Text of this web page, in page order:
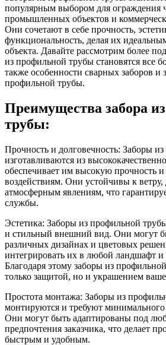
популярным выбором для ограждения
промышленных объектов и
Они сочетают в себе прочность,
функциональность, делая их
объекта. Давайте рассмотрим более
из профильной трубы становятся все
также особенности сварных заборов и
профильной трубы.
Преимущества забора
трубы:
Прочность и долговечность: Заборы
изготавливаются из
обеспечивает им высокую прочность
воздействиям. Они устойчивы к
атмосферным явлениям, что
службы.
Эстетика: Заборы из профильной
и стильный внешний вид. Они могут
различных дизайнах и цветовых
интегрировать их в любой ландшафт и
Благодаря этому заборы из
только защитой, но и украшением
Простота монтажа: Заборы из
монтируются и требуют минимального
Они могут быть адаптированы под
предпочтения заказчика, что делает
быстрым и удобным.